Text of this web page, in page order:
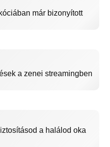
már bizonyított
a zenei streamingben
a halálod oka